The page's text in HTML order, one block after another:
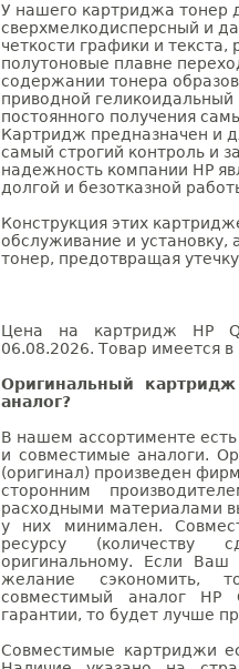
У нашего картриджа тонер
сверхмелкодисперсный и
четкости графики и
полутоновые плавне
содержании тонера
приводной
постоянного получения
Картридж предназначен и
самый строгий контроль и
надежность компании HP
долгой и безотказной
Конструкция этих
обслуживание и
тонер, предотвращая
Цена на картридж HP
06.08.2026. Товар имеется в
Оригинальный
аналог?
В нашем ассортименте
и совместимые аналоги.
(оригинал) произведен
сторонним
расходными материалами
у них минимален.
ресурсу (количеству
оригинальному. Если
желание сэкономить,
совместимый аналог
гарантии, то будет лучше
Совместимые картриджи